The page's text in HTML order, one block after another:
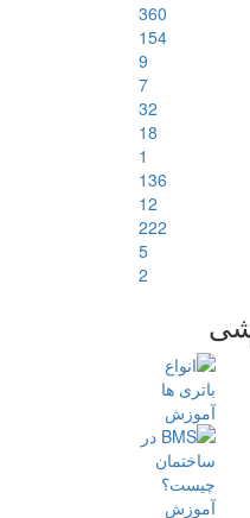
360
154
9
7
32
18
1
136
12
222
5
2